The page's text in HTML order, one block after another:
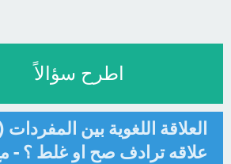
اطرح سؤالاً
‏العلاقة اللغوية ‏بين المفردات
علاقه ترادف صح او غلط ؟ -